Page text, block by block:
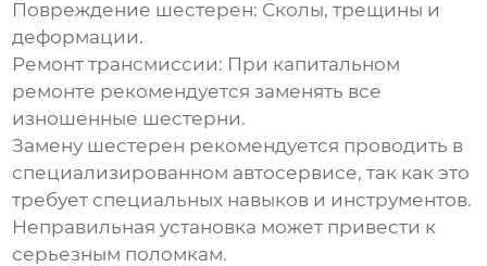
Повреждение шестерен: Сколы, трещины и
деформации.
Ремонт трансмиссии: При капитальном
ремонте рекомендуется заменять все
изношенные шестерни.
Замену шестерен рекомендуется проводить в
специализированном автосервисе, так как это
требует специальных навыков и инструментов.
Неправильная установка может привести к
серьезным поломкам.